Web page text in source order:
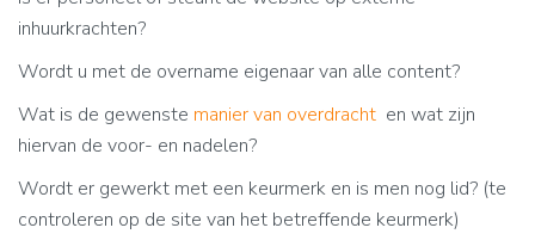
inhuurkrachten?
Wordt u met de overname eigenaar van alle content?
Wat is de gewenste manier van overdracht en wat zijn
hiervan de voor- en nadelen?
Wordt er gewerkt met een keurmerk en is men nog lid? (te
controleren op de site van het betreffende keurmerk)